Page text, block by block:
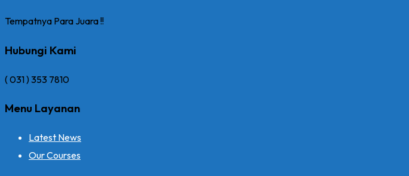
Tempatnya Para Juara !!
Hubungi Kami
( 031 ) 353 7810
Menu Layanan
Latest News
Our Courses